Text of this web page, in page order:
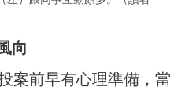
向
案前早有心理準備，當